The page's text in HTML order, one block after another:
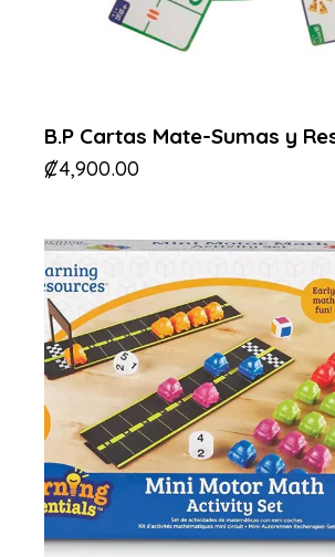
B.P Cartas Mate-Sumas y
₡4,900.00